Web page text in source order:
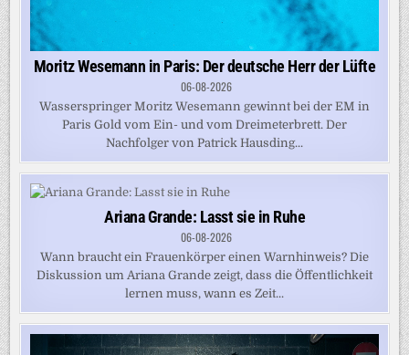
Moritz Wesemann in Paris: Der deutsche Herr der Lüfte
06-08-2026
Wasserspringer Moritz Wesemann gewinnt bei der EM in
Paris Gold vom Ein- und vom Dreimeterbrett. Der
Nachfolger von Patrick Hausding...
Ariana Grande: Lasst sie in Ruhe
06-08-2026
Wann braucht ein Frauenkörper einen Warnhinweis? Die
Diskussion um Ariana Grande zeigt, dass die Öffentlichkeit
lernen muss, wann es Zeit...